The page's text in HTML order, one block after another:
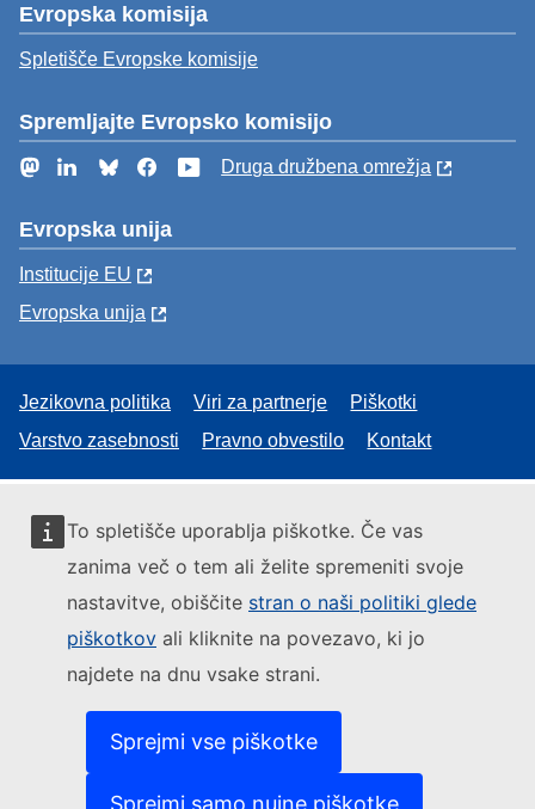
To spletišče uporablja piškotke. Če vas
zanima več o tem ali želite spremeniti svoje
nastavitve, obiščite stran o naši politiki glede
piškotkov ali kliknite na povezavo, ki jo
najdete na dnu vsake strani.
Sprejmi vse piškotke
Sprejmi samo nujne piškotke
Evropska komisija
Spletišče Evropske komisije
Spremljajte Evropsko komisijo
MastodonLinkedInBlueskyFacebookYouTube
Druga družbena omrežja
Evropska unija
Institucije EU
Evropska unija
Jezikovna politika Viri za partnerje
Piškotki
Varstvo zasebnosti
Pravno obvestilo Kontakt